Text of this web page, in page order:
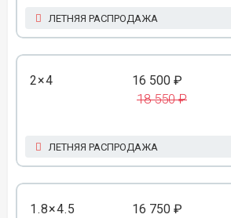
ЛЕТНЯЯ РАСПРОДАЖА
2×4 16 500 ₽
18 550 ₽
ЛЕТНЯЯ РАСПРОДАЖА
1.8×4.5 16 750 ₽